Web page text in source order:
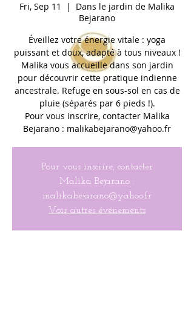
Fri, Sep 11
  |
Dans le jardin de Malika
Bejarano
Éveillez votre énergie vitale : yoga
puissant et doux, adapté à tous niveaux !
Malika vous accueille dans son jardin
pour découvrir cette pratique indienne
ancestrale. Refuge en sous-sol en cas de
pluie (séparés par 6 pieds !).
Pour vous inscrire, contacter Malika
Bejarano : malikabejarano@yahoo.fr
Pour vous inscrire, contacter
Malika Bejarano :
malikabejarano@yahoo.fr
Voir autres événements